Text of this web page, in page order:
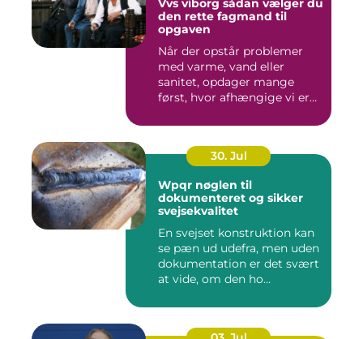
Vvs viborg sådan vælger du
den rette fagmand til
opgaven
Når der opstår problemer
med varme, vand eller
sanitet, opdager mange
først, hvor afhængige vi er
30. Jul
Wpqr nøglen til
dokumenteret og sikker
svejsekvalitet
En svejset konstruktion kan
se pæn ud udefra, men uden
dokumentation er det svært
at vide, om den ho...